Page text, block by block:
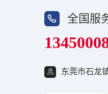
全国服
东莞市石龙